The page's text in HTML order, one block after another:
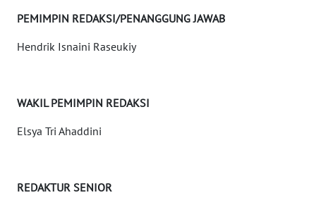
PEMIMPIN REDAKSI/PENANGGUNG JAWAB
Hendrik Isnaini Raseukiy
WAKIL PEMIMPIN REDAKSI
Elsya Tri Ahaddini
REDAKTUR SENIOR
BANTEN
WN
WN